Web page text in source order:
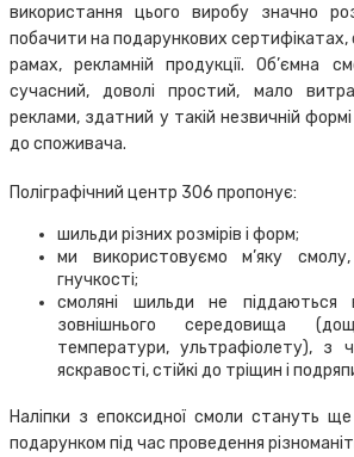
використання цього виробу значно
побачити на подарункових сертифікатах,
рамах, рекламній продукції. Об’ємна
сучасний, доволі простий, мало
реклами, здатний у такій незвичній
до споживача.
Поліграфічний центр 306 пропонує:
шильди різних розмірів і форм;
ми використовуємо м’яку
гнучкості;
смоляні шильди не піддаються
зовнішнього середовища
температури, ультрафіолету), з
яскравості, стійкі до тріщин і
Наліпки з епоксидної смоли стануть
подарунком під час проведення